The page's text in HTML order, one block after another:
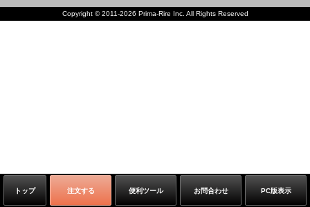
トップ 注文する 便利ツール お問合わせ PC版表示
Copyright ©2011-2026 Prima-Rire Inc. All Rights Reserved